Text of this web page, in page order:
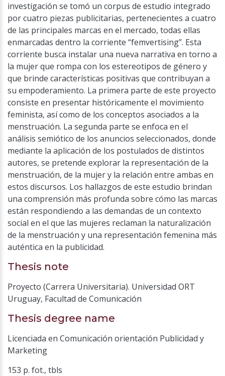
investigación se tomó un corpus de estudio integrado
por cuatro piezas publicitarias, pertenecientes a cuatro
de las principales marcas en el mercado, todas ellas
enmarcadas dentro la corriente “femvertising”. Esta
corriente busca instalar una nueva narrativa en torno a
la mujer que rompa con los estereotipos de género y
que brinde características positivas que contribuyan a
su empoderamiento. La primera parte de este proyecto
consiste en presentar históricamente el movimiento
feminista, así como de los conceptos asociados a la
menstruación. La segunda parte se enfoca en el
análisis semiótico de los anuncios seleccionados, donde
mediante la aplicación de los postulados de distintos
autores, se pretende explorar la representación de la
menstruación, de la mujer y la relación entre ambas en
estos discursos. Los hallazgos de este estudio brindan
una comprensión más profunda sobre cómo las marcas
están respondiendo a las demandas de un contexto
social en el que las mujeres reclaman la naturalización
de la menstruación y una representación femenina más
auténtica en la publicidad.
Thesis note
Proyecto (Carrera Universitaria). Universidad ORT
Uruguay, Facultad de Comunicación
Thesis degree name
Licenciada en Comunicación orientación Publicidad y
Marketing
153 p. fot., tbls